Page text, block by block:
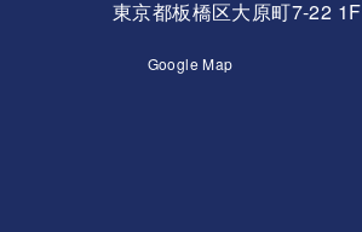
東京都板橋区大原町7-22 1F
Google Map